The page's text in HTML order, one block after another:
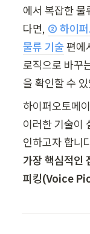
에서 복잡한 물
다면, ② 하이퍼
물류 기술 편에
로직으로 바꾸
을 확인할 수
하이퍼오토메
이러한 기술이
인하고자 합니
가장 핵심적인
피킹(Voice